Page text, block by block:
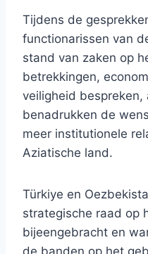
Tijdens de
functionarissen van
stand van zaken op
betrekkingen,
veiligheid
benadrukken de
meer institutionele
Aziatische land.
Türkiye en
strategische raad op
bijeengebracht en